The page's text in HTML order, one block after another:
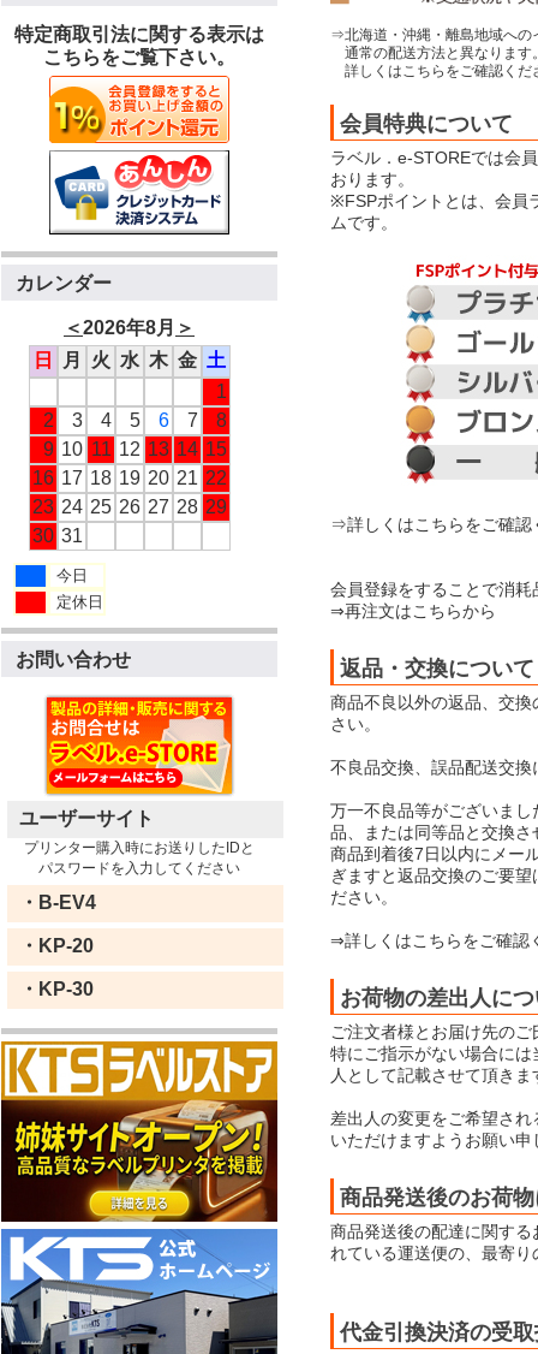
特定商取引法に関する表示は
こちらをご覧下さい。
カレンダー
＜2026年8月 ＞
日
月 火 水 木 金 土
1
2
3 4 5 6 7
8
9 10 11 12 13 14 15
16 17 18 19 20 21 22
23 24 25 26 27 28 29
30 31
今日
定休日
お問い合わせ
ユーザーサイト
プリンター購入時にお送りしたIDと
パスワードを入力してください
・B-EV4
・KP-20
・KP-30
⇒北海道・沖縄・離島地域への
通常の配送方法と異なります
詳しくはこちらをご確認くだ
会員特典について
ラベル．e-STOREでは会
おります。
※FSPポイントとは、会員
ムです。
⇒詳しくはこちらをご確認
会員登録をすることで消
⇒再注文はこちらから
返品・交換について
商品不良以外の返品、交
さい。
不良品交換、誤品配送交
万一不良品等がございま
品、または同等品と交換
商品到着後7日以内にメー
ぎますと返品交換のご要
ださい。
⇒詳しくはこちらをご確認
お荷物の差出人に
ご注文者様とお届け先の
特にご指示がない場合に
人として記載させて頂きま
差出人の変更をご希望さ
いただけますようお願い申
商品発送後のお荷
商品発送後の配達に関す
れている運送便の、最寄
代金引換決済の受